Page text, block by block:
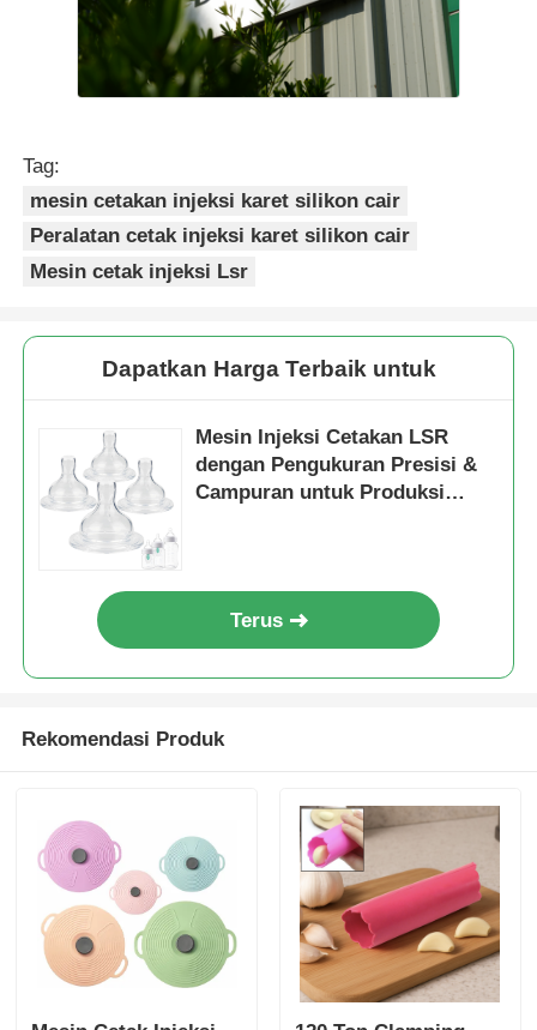
Tag:
mesin cetakan injeksi karet silikon cair
Peralatan cetak injeksi karet silikon cair
Mesin cetak injeksi Lsr
Dapatkan Harga Terbaik untuk
Mesin Injeksi Cetakan LSR
dengan Pengukuran Presisi &
Campuran untuk Produksi
Terus
Rekomendasi Produk